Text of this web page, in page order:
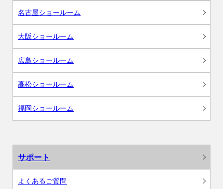
名古屋ショールーム
大阪ショールーム
広島ショールーム
高松ショールーム
福岡ショールーム
サポート
よくあるご質問